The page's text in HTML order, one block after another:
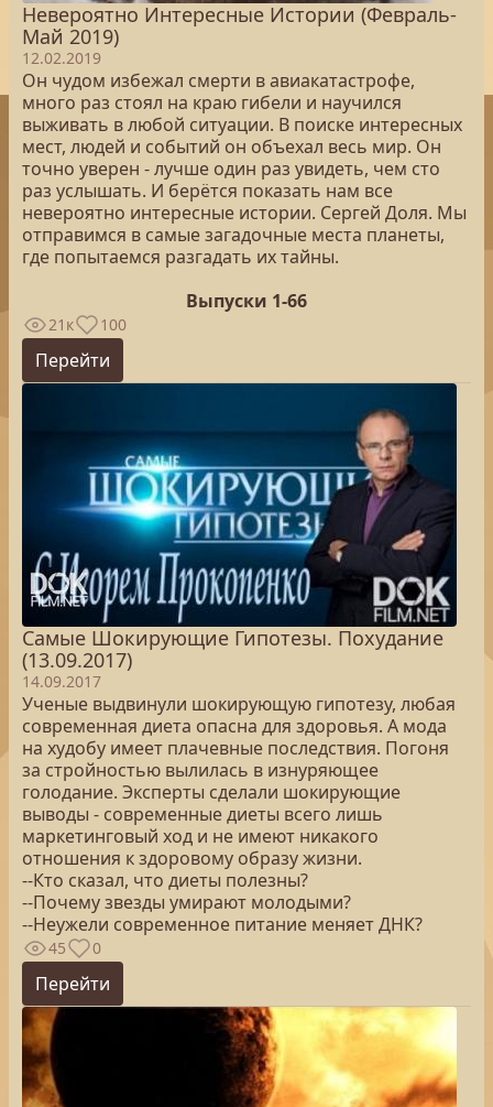
Невероятно Интересные Истории (Февраль-
Май 2019)
12.02.2019
Он чудом избежал смерти в авиакатастрофе,
много раз стоял на краю гибели и научился
выживать в любой ситуации. В поиске интересных
мест, людей и событий он объехал весь мир. Он
точно уверен - лучше один раз увидеть, чем сто
раз услышать. И берётся показать нам все
невероятно интересные истории. Сергей Доля. Мы
отправимся в самые загадочные места планеты,
где попытаемся разгадать их тайны.
Выпуски 1-66
21к 100
Перейти
Самые Шокирующие Гипотезы. Похудание
(13.09.2017)
14.09.2017
Ученые выдвинули шокирующую гипотезу, любая
современная диета опасна для здоровья. А мода
на худобу имеет плачевные последствия. Погоня
за стройностью вылилась в изнуряющее
голодание. Эксперты сделали шокирующие
выводы - современные диеты всего лишь
маркетинговый ход и не имеют никакого
отношения к здоровому образу жизни.
--Кто сказал, что диеты полезны?
--Почему звезды умирают молодыми?
--Неужели современное питание меняет ДНК?
45 0
Перейти